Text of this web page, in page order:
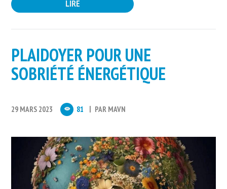
LIRE
PLAIDOYER POUR UNE
SOBRIÉTÉ ÉNERGÉTIQUE
29 MARS 2023 81 PAR MAVN